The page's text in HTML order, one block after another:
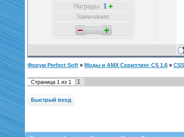
Награды: 1
Замечания:
Форум Perfect Soft » Моды и AMX Скриптинг CS 1.6 »
Страница 1 из 1 1